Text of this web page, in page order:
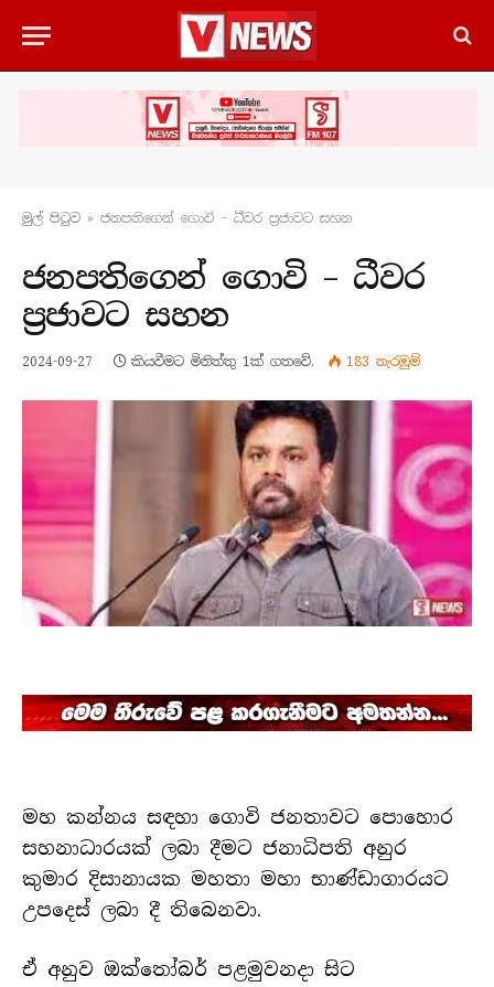
මුල් පිටු​ව » ජනපතිගෙන් ගොවි – ධීවර ප්‍රජාවට සහන
ජනපතිගෙන් ගොවි – ධීවර
ප්‍රජාවට සහන
2024-09-27 කියවීමට මිනිත්තු 1ක් ගතවේ. 183 නැරඹු​ම්
මහ කන්නය සඳහා ගොවි ජනතාවට පොහොර
සහනාධාරයක් ලබා දීමට ජනාධිපති අනුර
කුමාර දිසානායක මහතා මහා භාණ්ඩාගාරයට
උපදෙස් ලබා දී තිබෙනවා.
ඒ අනුව ඔක්තෝබර් පළමුවනදා සිට